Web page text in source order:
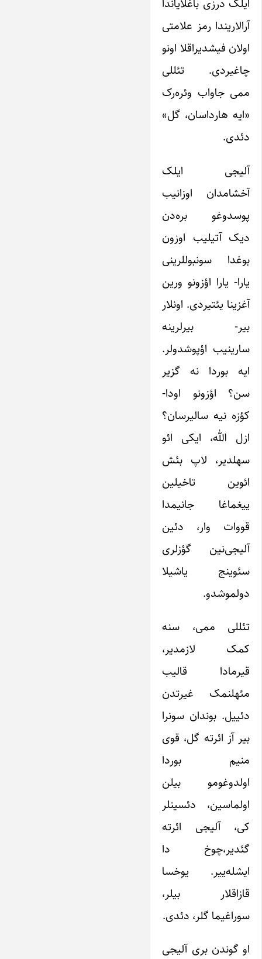
ایلک درزی باغلایاندا
آرالاریندا رمز علامتی
اولان فیشدیراقلا اونو
چاغیردی. تئللی
ممی جاواب وئره‌رک
«ایه هارداسان، گل»
دئدی.
آلیجی ایلک
آخشامدان اوزانیب
پوسدوغو بره‌دن
دیک آتیلیب اوزون
بوغدا سونبوللرینی
یارا- یارا اؤزونو ورین
آغزینا یئتیردی. اونلار
بیر- بیرلرینه
سارینیب اؤپوشدولر.
ایه بوردا نه گزیر
سن؟ اؤزونو اودا-
کؤزه نیه سالیرسان؟
ازل الله، ایکی ائو
سهلدیر، لاپ بئش
ائوین تاخیلین
ییغماغا جانیمدا
قووات وار، دئین
آلیجی‌نین گؤزلری
سئوینج یاشیلا
دولموشدو.
تئللی ممی، سنه
کمک لازمدیر،
قیرمادا قالیب
مئهلنمک غیرتدن
دئییل. بوندان سونرا
بیر آز ائرته گل، قوی
منیم بوردا
اولدوغومو بیلن
اولماسین، دئسینلر
کی، آلیجی ائرته
گئدیر،چوخ دا
ایشله‌ییر. یوخسا
قازاقلار بیلر،
سوراغیما گلر، دئدی.
او گوندن بری آلیجی